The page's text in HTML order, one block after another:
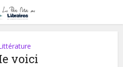
voici